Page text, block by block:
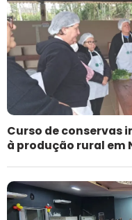
Curso de conservas
à produção rural em